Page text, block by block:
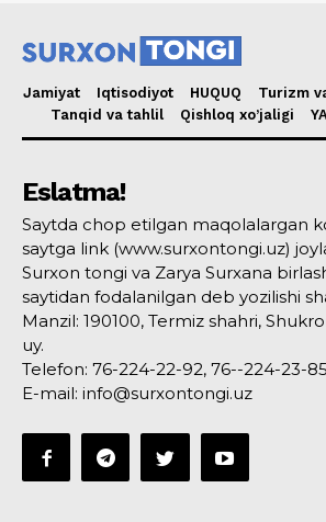
Jamiyat Iqtisodiyot HUQUQ Turizm
Tanqid va tahlil
Qishloq xo’jaligi
Eslatma!
Saytda chop etilgan maqolalargan
saytga link (www.surxontongi.uz)
Surxon tongi va Zarya Surxana
saytidan fodalanilgan deb yozilishi
Manzil: 190100, Termiz shahri,
uy.
Telefon: 76-224-22-92, 76--224-23-85
E-mail: info@surxontongi.uz